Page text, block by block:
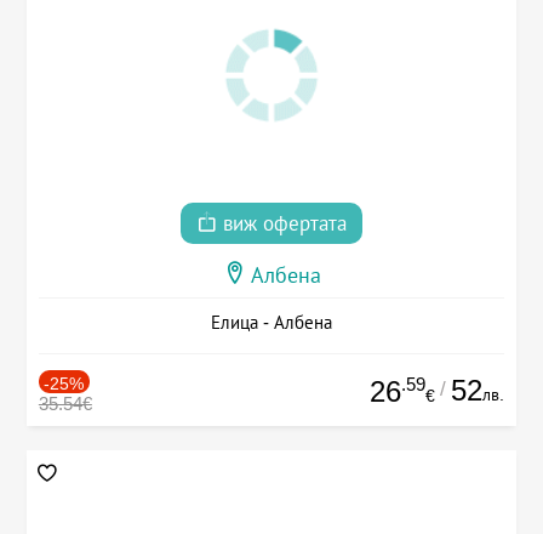
виж офертата
Албена
Елица - Албена
-25%
35.54€ 26.59
€ / 52лв.